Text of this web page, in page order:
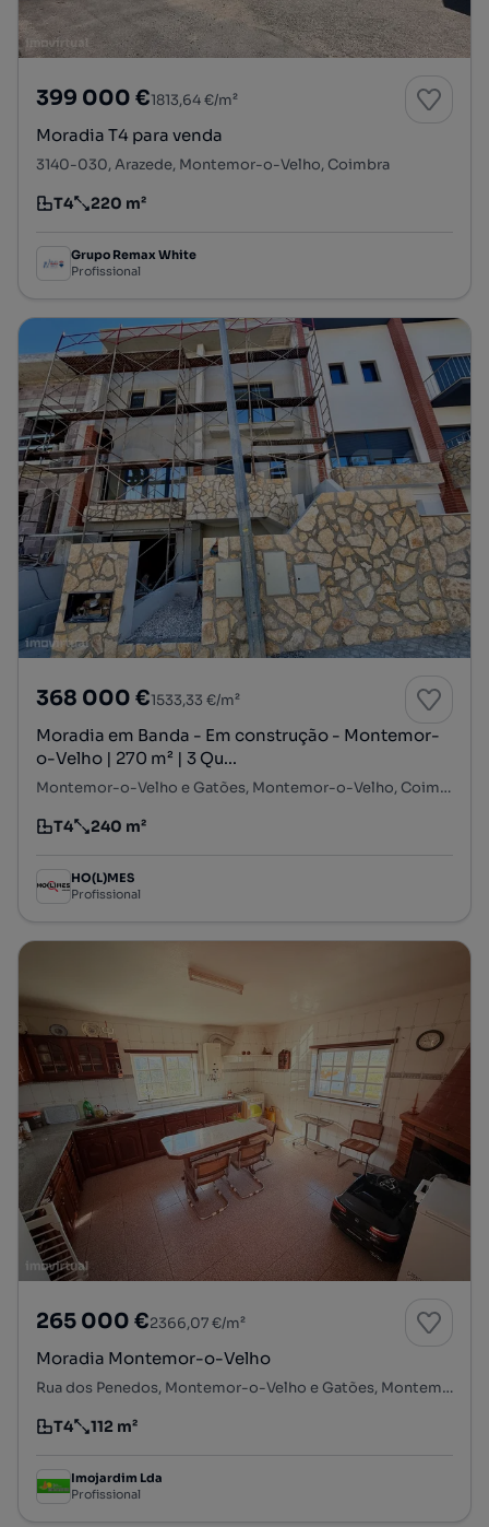
399 000 €1813,64 €/m²
Moradia T4 para venda
3140-030, Arazede, Montemor-o-Velho, Coimbra
Tipologia
T4
Preço por metro quadrado
220 m²
Grupo Remax White
Profissional
368 000 €1533,33 €/m²
Moradia em Banda - Em construção - Montemor-
o-Velho | 270 m² | 3 Qu...
Montemor-o-Velho e Gatões, Montemor-o-Velho, Coimbra
Tipologia
T4
Preço por metro quadrado
240 m²
HO(L)MES
Profissional
265 000 €2366,07 €/m²
Moradia Montemor-o-Velho
Rua dos Penedos, Montemor-o-Velho e Gatões, Montemor-o-Velho, Coimbra
Tipologia
T4
Preço por metro quadrado
112 m²
Imojardim Lda
Profissional